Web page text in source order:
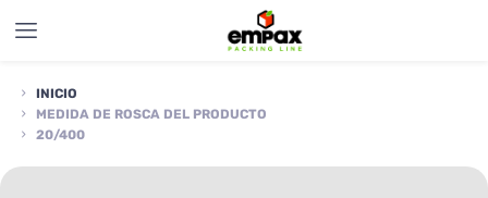
INICIO
MEDIDA DE ROSCA DEL PRODUCTO
20/400